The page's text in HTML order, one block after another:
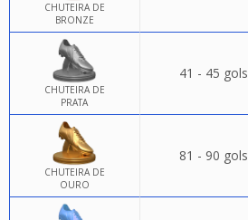
CHUTEIRA DE
BRONZE
CHUTEIRA DE
PRATA
41 - 45 gols
CHUTEIRA DE
OURO
81 - 90 gols